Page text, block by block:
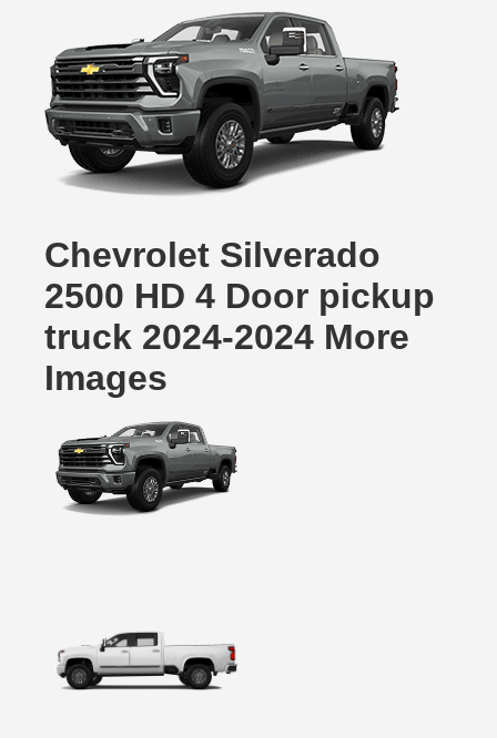
Chevrolet Silverado
2500 HD 4 Door pickup
truck 2024-2024 More
Images